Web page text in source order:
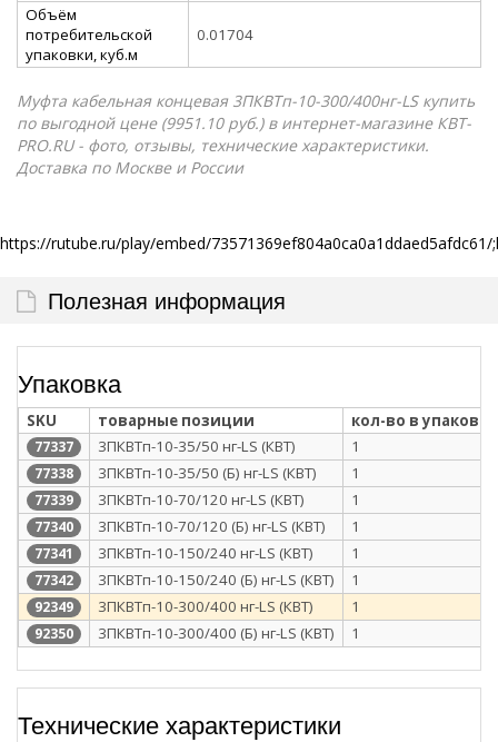
Объём
потребительской
упаковки, куб.м
0.01704
Муфта кабельная концевая 3ПКВТп-10-300/400нг-LS купить
по выгодной цене (9951.10 руб.) в интернет-магазине КВТ-
PRO.RU - фото, отзывы, технические характеристики.
Доставка по Москве и России
https://rutube.ru/play/embed/
Полезная информация
Упаковка
SKU товарные позиции кол-во в упаковке
77337 3ПКВТп-10-35/50 нг-LS (КВТ) 1
77338 3ПКВТп-10-35/50 (Б) нг-LS (КВТ) 1
77339 3ПКВТп-10-70/120 нг-LS (КВТ) 1
77340 3ПКВТп-10-70/120 (Б) нг-LS (КВТ) 1
77341 3ПКВТп-10-150/240 нг-LS (КВТ) 1
77342 3ПКВТп-10-150/240 (Б) нг-LS (КВТ) 1
92349 3ПКВТп-10-300/400 нг-LS (КВТ) 1
92350 3ПКВТп-10-300/400 (Б) нг-LS (КВТ) 1
Технические характеристики